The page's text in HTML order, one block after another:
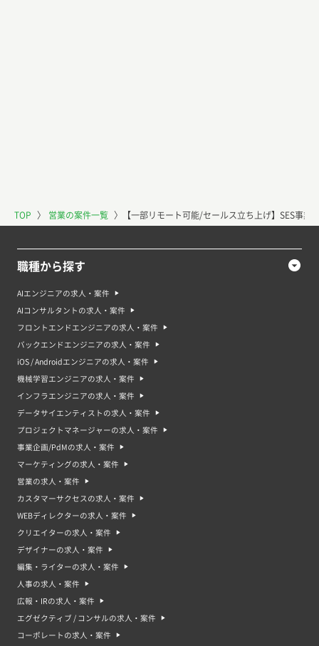
TOP 〉 営業の案件一覧 〉 【一部リモート可能/セールス立ち上げ】SES事業
職種から探す
AIエンジニアの求人・案件
AIコンサルタントの求人・案件
フロントエンドエンジニアの求人・案件
バックエンドエンジニアの求人・案件
iOS / Androidエンジニアの求人・案件
機械学習エンジニアの求人・案件
インフラエンジニアの求人・案件
データサイエンティストの求人・案件
プロジェクトマネージャーの求人・案件
事業企画/PdMの求人・案件
マーケティングの求人・案件
営業の求人・案件
カスタマーサクセスの求人・案件
WEBディレクターの求人・案件
クリエイターの求人・案件
デザイナーの求人・案件
編集・ライターの求人・案件
人事の求人・案件
広報・IRの求人・案件
エグゼクティブ / コンサルの求人・案件
コーポレートの求人・案件